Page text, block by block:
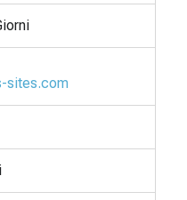
sites.com